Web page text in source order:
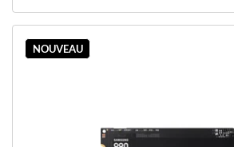
NOUVEAU